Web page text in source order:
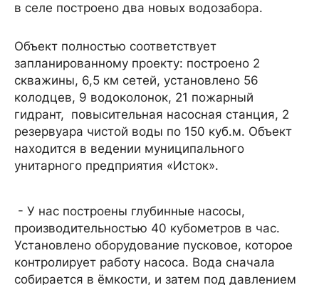
в селе построено два новых водозабора.
Объект полностью соответствует
запланированному проекту: построено 2
скважины, 6,5 км сетей, установлено 56
колодцев, 9 водоколонок, 21 пожарный
гидрант, повысительная насосная станция, 2
резервуара чистой воды по 150 куб.м. Объект
находится в ведении муниципального
унитарного предприятия «Исток».
- У нас построены глубинные насосы,
производительностью 40 кубометров в час.
Установлено оборудование пусковое, которое
контролирует работу насоса. Вода сначала
собирается в ёмкости, и затем под давлением